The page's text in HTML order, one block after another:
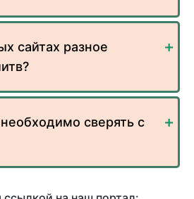
сайтах разное
сверять с